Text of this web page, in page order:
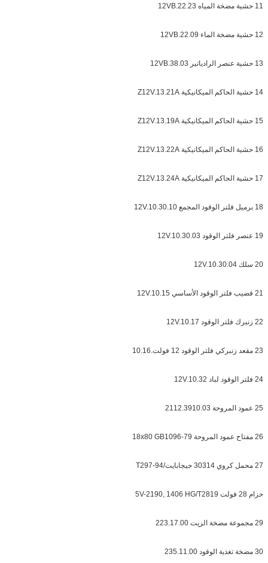
11 حشية مضخة المياه 12VB.22.23
12 حشية مضخة الماء 12VB.22.09
13 حشية عنصر الرادياتير 12VB.38.03
14 حشية الحاكم الميكانيكية Z12V.13.21A
15 حشية الحاكم الميكانيكية Z12V.13.19A
16 حشية الحاكم الميكانيكية Z12V.13.22A
17 حشية الحاكم الميكانيكية Z12V.13.24A
18 برميل فلتر الوقود المجمع 12V.10.30.10
19 عنصر فلتر الوقود 12V.10.30.03
20 سلك 12V.10.30.04
21 قضيب فلتر الوقود الأساسي 12V.10.15
22 زنبرك فلتر الوقود 12V.10.17
23 مقعد زنبركي فلتر الوقود 12 فولت.10.16
24 فلتر الوقود لباد 12V.10.32
25 عمود المروحة 2112.3910.03
26 مفتاح عمود المروحة 18x80 GB1096-79
27 محمل كروي 30314 جيجابايت/T297-94
حزام 28 فولت 5V-2190, 1406 HG/T2819
29 مجموعة مضخة الزيت 223.17.00
30 مضخة تغذية الوقود 235.11.00